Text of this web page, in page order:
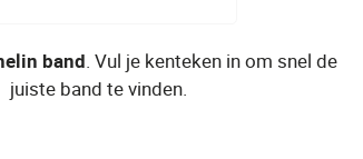
band. Vul je kenteken in om snel de
juiste band te vinden.